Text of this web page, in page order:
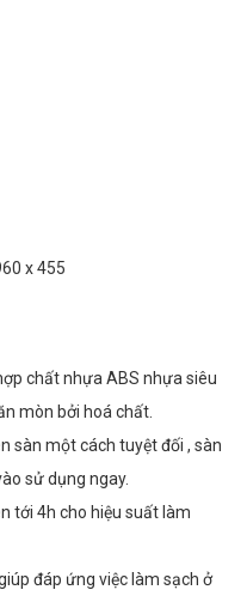
x 455
chất nhựa ABS­ nhựa siêu
mòn bởi hoá chất.
sàn một cách tuyệt đối , sàn
sử dụng ngay.
tới 4h cho hiệu suất làm
đáp ứng việc làm sạch ở